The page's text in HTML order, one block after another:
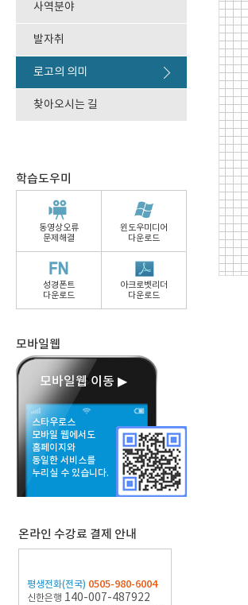
사역분야
발자취
로고의 의미
찾아오시는 길
학습도우미
동영상오류
문제해결
윈도우미디어
다운로드
성경폰트
다운로드
아크로벳리더
다운로드
모바일웹
모바일웹 이동 ▶
스타우로스
모바일 웹에서도
홈페이지와
동일한 서비스를
누리실 수 있습니다.
온라인 수강료 결제 안내
평생전화(전국) 0505-980-6004
신한은행 140-007-487922